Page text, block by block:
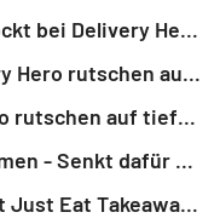
US-Fahrdienstleister Uber stockt bei Delivery Hero auf
WDH/AKTIE IM FOKUS: Delivery Hero rutschen auf tiefsten Stand seit Sommer 2024
AKTIE IM FOKUS: Delivery Hero rutschen auf tiefsten Stand seit Sommer 2024
Prosus darf Just Eat übernehmen - Senkt dafür Anteil an Delivery Hero
ANALYSE-FLASH: UBS belässt Just Eat Takeaway auf 'Neutral' - Ziel 20,30 Euro